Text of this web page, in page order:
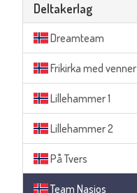
Deltakerlag
Dreamteam
Frikirka med venner
Lillehammer 1
Lillehammer 2
På Tvers
Team Nasjos